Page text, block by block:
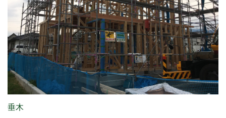
垂木